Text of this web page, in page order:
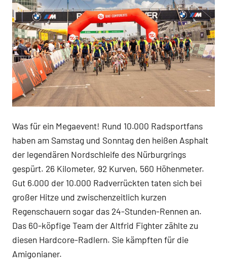
Was für ein Megaevent! Rund 10.000 Radsportfans
haben am Samstag und Sonntag den heißen Asphalt
der legendären Nordschleife des Nürburgrings
gespürt. 26 Kilometer, 92 Kurven, 560 Höhenmeter.
Gut 6.000 der 10.000 Radverrückten taten sich bei
großer Hitze und zwischenzeitlich kurzen
Regenschauern sogar das 24-Stunden-Rennen an.
Das 60-köpfige Team der Altfrid Fighter zählte zu
diesen Hardcore-Radlern. Sie kämpften für die
Amigonianer.